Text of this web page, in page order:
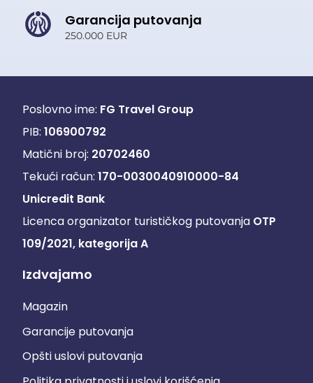
Garancija putovanja
250.000 EUR
Poslovno ime: FG Travel Group
PIB: 106900792
Matični broj: 20702460
Tekući račun: 170-0030040910000-84
Unicredit Bank
Licenca organizator turističkog putovanja OTP
109/2021, kategorija A
Izdvajamo
Magazin
Garancije putovanja
Opšti uslovi putovanja